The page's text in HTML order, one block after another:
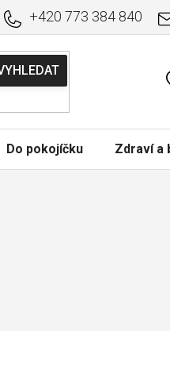
+420 773 384 840
Do pokojíčku Zdraví a